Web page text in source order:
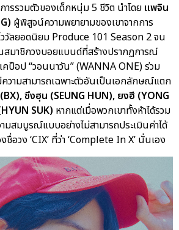
ารรวมตัวของเด็กหนุ่ม 5 ชีวิต นำโดย แพจิน
ผู้พิสูจน์ความพยายามของเขาจากการ
ววัลยอดนิยม Produce 101 Season 2 จน
สมาชิกวงบอยแบนด์ที่สร้างปรากฏการณ์
คป็อป “วอนนาวัน” (WANNA ONE) ร่วม
ามสามารถเฉพาะตัวอันเป็นเอกลักษณ์แตก
ซึงฮุน (SEUNG HUN), ยงฮี (YONG
SUK) หากแต่เมื่อพวกเขาทั้งห้าได้รวม
สมบูรณ์แบบอย่างไม่สามารถประเมินค่าได้
อวง ‘CIX’ ที่ว่า ‘Complete In X’ นั่นเอง